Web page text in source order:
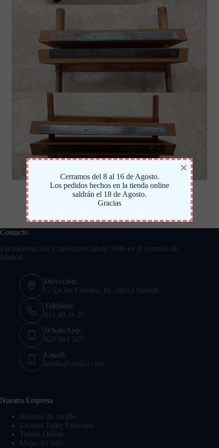
Contacto
Encuadernación y materiales desde 1890 en el corazón de
Madrid.
Dirección:
C/ De las Fuentes, 10, 28013 Madrid.
Teléfono:
915 48 16 27
WhatsApp:
620 984 523
Email:
amillo@amillo.com
Nuestra Empresa
Historia de Amillo
Escuela Taller Palomino
Tienda Online
Mapa del sitio
Cerramos del 8 al 16 de Agosto.
Los pedidos hechos en la tienda online
saldrán el 18 de Agosto.
Gracias
×